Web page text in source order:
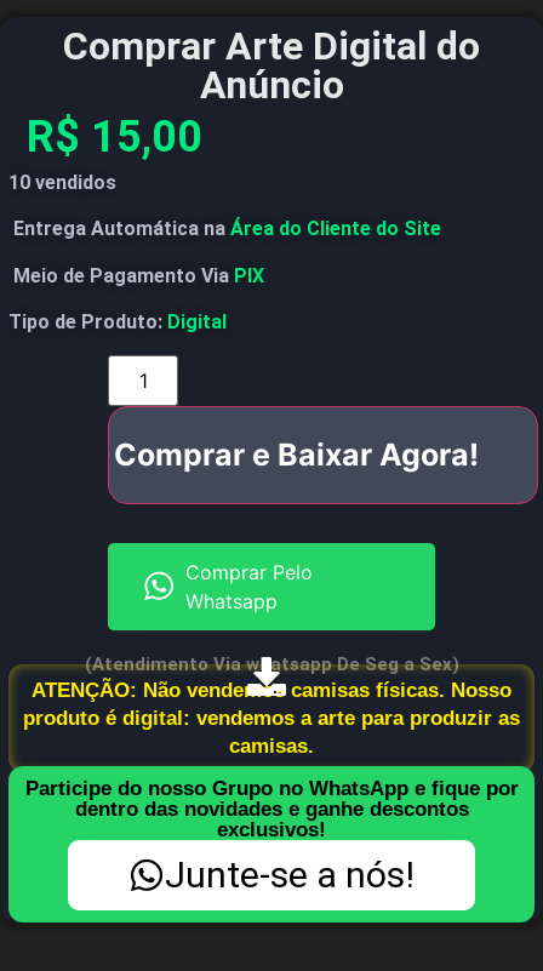
Comprar Arte Digital do
Anúncio
R$ 15,00
10 vendidos
Entrega Automática na Área do Cliente do Site
Meio de Pagamento Via PIX
Tipo de Produto: Digital
Comprar e Baixar Agora!
Comprar Pelo
Whatsapp
(Atendimento Via whatsapp De Seg a Sex)
ATENÇÃO: Não vendemos camisas físicas. Nosso
produto é digital: vendemos a arte para produzir as
camisas.
Participe do nosso Grupo no WhatsApp e fique por
dentro das novidades e ganhe descontos
exclusivos!
Junte-se a nós!